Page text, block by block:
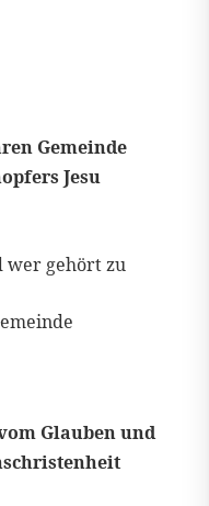
Gemeinde
Jesu
wer gehört zu
Glauben und